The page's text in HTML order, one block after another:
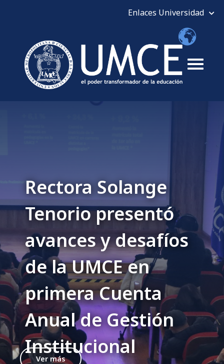
Rectora Solange
Tenorio presentó
avances y desafíos
de la UMCE en
primera Cuenta
Anual de Gestión
Institucional
Ver más